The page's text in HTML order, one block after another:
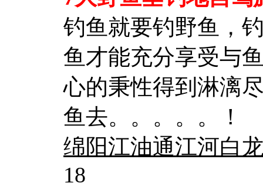
钓鱼就要钓野鱼，
鱼才能充分享受与
心的秉性得到淋漓
鱼去。。。。。！
绵阳江油通江河白
18